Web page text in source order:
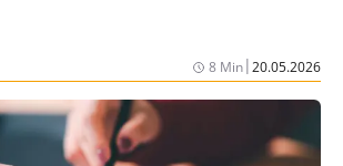
8 Min|20.05.2026